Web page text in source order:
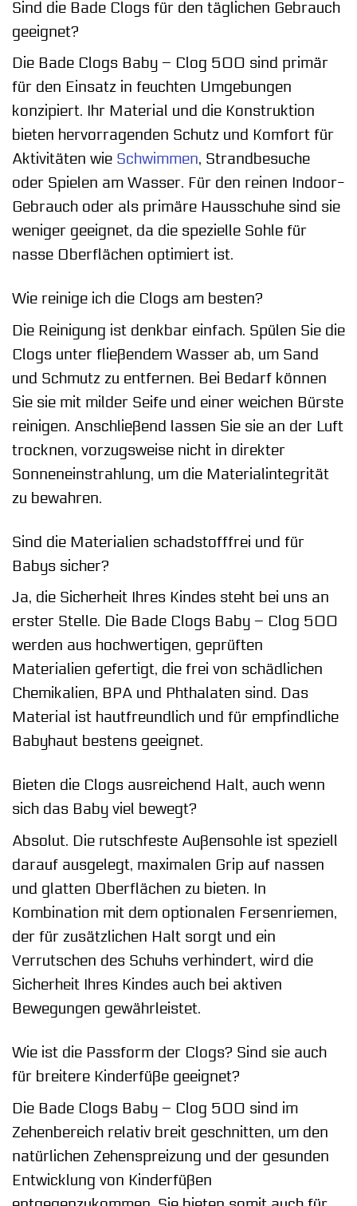
Sind die Bade Clogs für den täglichen Gebrauch
geeignet?
Die Bade Clogs Baby – Clog 500 sind primär
für den Einsatz in feuchten Umgebungen
konzipiert. Ihr Material und die Konstruktion
bieten hervorragenden Schutz und Komfort für
Aktivitäten wie Schwimmen, Strandbesuche
oder Spielen am Wasser. Für den reinen Indoor-
Gebrauch oder als primäre Hausschuhe sind sie
weniger geeignet, da die spezielle Sohle für
nasse Oberflächen optimiert ist.
Wie reinige ich die Clogs am besten?
Die Reinigung ist denkbar einfach. Spülen Sie die
Clogs unter fließendem Wasser ab, um Sand
und Schmutz zu entfernen. Bei Bedarf können
Sie sie mit milder Seife und einer weichen Bürste
reinigen. Anschließend lassen Sie sie an der Luft
trocknen, vorzugsweise nicht in direkter
Sonneneinstrahlung, um die Materialintegrität
zu bewahren.
Sind die Materialien schadstofffrei und für
Babys sicher?
Ja, die Sicherheit Ihres Kindes steht bei uns an
erster Stelle. Die Bade Clogs Baby – Clog 500
werden aus hochwertigen, geprüften
Materialien gefertigt, die frei von schädlichen
Chemikalien, BPA und Phthalaten sind. Das
Material ist hautfreundlich und für empfindliche
Babyhaut bestens geeignet.
Bieten die Clogs ausreichend Halt, auch wenn
sich das Baby viel bewegt?
Absolut. Die rutschfeste Außensohle ist speziell
darauf ausgelegt, maximalen Grip auf nassen
und glatten Oberflächen zu bieten. In
Kombination mit dem optionalen Fersenriemen,
der für zusätzlichen Halt sorgt und ein
Verrutschen des Schuhs verhindert, wird die
Sicherheit Ihres Kindes auch bei aktiven
Bewegungen gewährleistet.
Wie ist die Passform der Clogs? Sind sie auch
für breitere Kinderfüße geeignet?
Die Bade Clogs Baby – Clog 500 sind im
Zehenbereich relativ breit geschnitten, um den
natürlichen Zehenspreizung und der gesunden
Entwicklung von Kinderfüßen